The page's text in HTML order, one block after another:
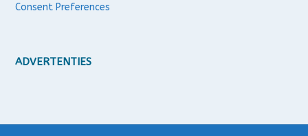
Consent Preferences
ADVERTENTIES